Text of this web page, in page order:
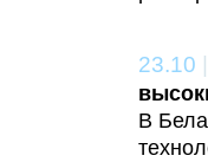
23.10 |
В